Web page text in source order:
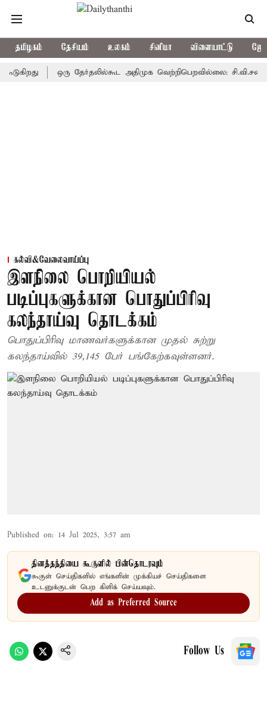
தமிழகம் தேசியம் உலகம் சினிமா விளையாட்டு
ஒரு தேர்தலில்கூட அதிமுக வெற்றிபெறவில்லை: சி.வி.சண்முகம்
கல்வி&வேலைவாய்ப்பு
இளநிலை பொறியியல்
படிப்புகளுக்கான பொதுப்பிரிவு
கலந்தாய்வு தொடக்கம்
பொதுப்பிரிவு மாணவர்களுக்கான முதல் சுற்று
கலந்தாய்வில் 39,145 பேர் பங்கேற்கவுள்ளனர்.
Published on: 14 Jul 2025, 3:57 am
தினத்தந்தியை கூகுளில் பின்தொடரவும்
கூகுள் செய்திகளில் எங்களின் முக்கியச் செய்திகளை
உடனுக்குடன் பெற கிளிக் செய்யவும்.
Add as Preferred Source
Follow Us